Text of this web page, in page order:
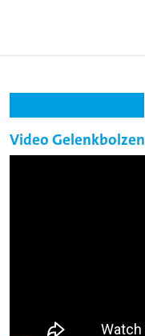
Video Gelenkbolzen